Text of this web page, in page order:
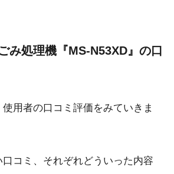
み処理機『MS-N53XD』の口
用者の口コミ評価をみていきま
コミ、それぞれどういった内容